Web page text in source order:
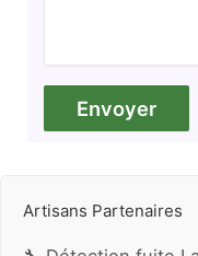
Artisans Partenaires